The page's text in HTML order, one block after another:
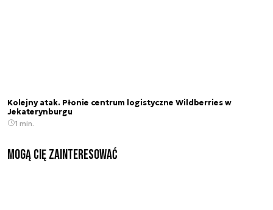
Kolejny atak. Płonie centrum logistyczne Wildberries w
Jekaterynburgu
1 min.
Mogą Cię zainteresować